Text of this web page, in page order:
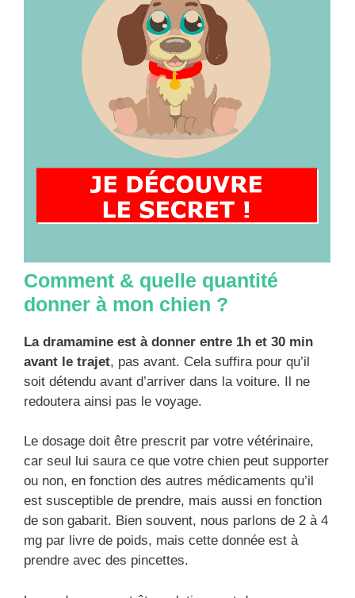
Comment & quelle quantité
donner à mon chien ?
La dramamine est à donner entre 1h et 30 min
avant le trajet, pas avant. Cela suffira pour qu’il
soit détendu avant d’arriver dans la voiture. Il ne
redoutera ainsi pas le voyage.
Le dosage doit être prescrit par votre vétérinaire,
car seul lui saura ce que votre chien peut supporter
ou non, en fonction des autres médicaments qu’il
est susceptible de prendre, mais aussi en fonction
de son gabarit. Bien souvent, nous parlons de 2 à 4
mg par livre de poids, mais cette donnée est à
prendre avec des pincettes.